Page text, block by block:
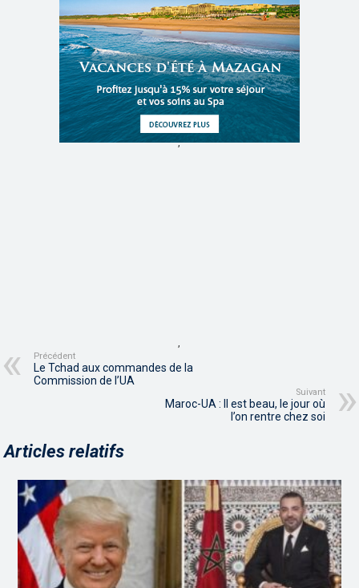
,
,
Précédent
Le Tchad aux commandes de la
Commission de l’UA
Suivant
Maroc-UA : Il est beau, le jour où
l’on rentre chez soi
Articles relatifs